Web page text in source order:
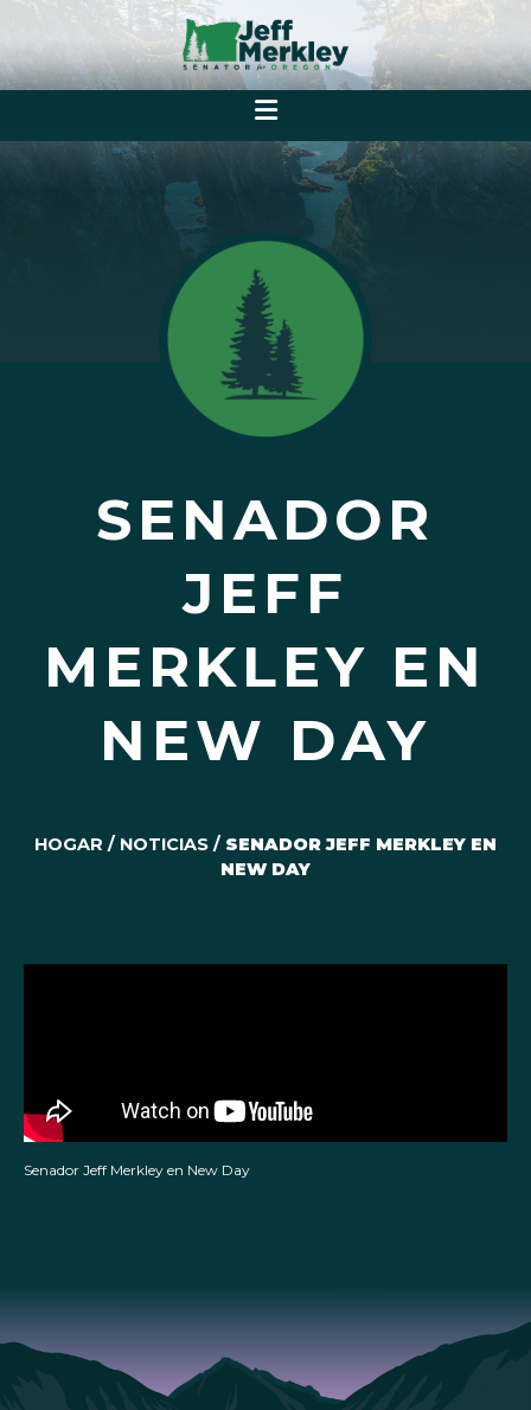
SENADOR
JEFF
MERKLEY EN
NEW DAY
HOGAR / NOTICIAS / SENADOR JEFF MERKLEY EN
NEW DAY
Senador Jeff Merkley en New Day